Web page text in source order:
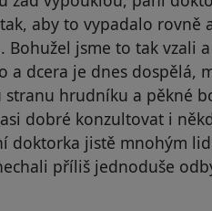
aby to vypadalo rovně
jsme to tak vzali a
a dcera je dnes dospělá,
hrudníku a pěkné
dobré konzultovat i
doktorka jistě mnohým
příliš jednoduše